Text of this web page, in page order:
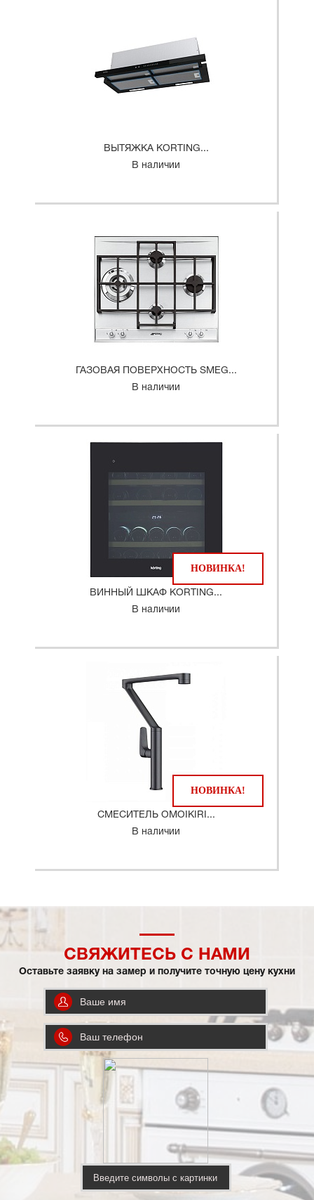
ВЫТЯЖКА KORTING...
В наличии
ГАЗОВАЯ ПОВЕРХНОСТЬ SMEG...
В наличии
НОВИНКА!
ВИННЫЙ ШКАФ KORTING...
В наличии
НОВИНКА!
СМЕСИТЕЛЬ OMOIKIRI...
В наличии
СВЯЖИТЕСЬ С НАМИ
Оставьте заявку на замер и получите точную цену кухни